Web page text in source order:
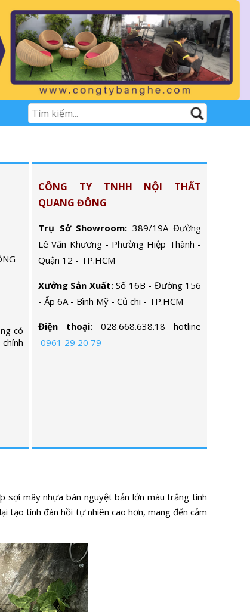
có
CÔNG TY TNHH NỘI THẤT
QUANG ĐÔNG
Trụ Sở Showroom: 389/19A Đường
Lê Văn Khương - Phường Hiệp Thành -
Quận 12 - TP.HCM
Xưởng Sản Xuất:Số 16B - Đường 156
- Ấp 6A - Bình Mỹ - Củ chi - TP.HCM
Điện thoại: 028.668.638.18 hotline
0961 29 20 79
sợi mây nhựa bán nguyệt bản lớn màu trắng tinh
tạo tính đàn hồi tự nhiên cao hơn, mang đến cảm